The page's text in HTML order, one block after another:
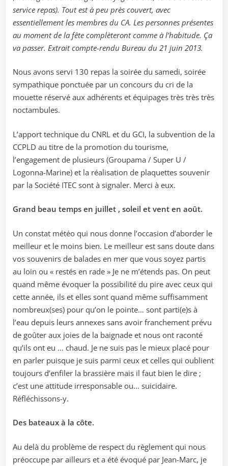
service repas). Tout est à peu près couvert, avec
essentiellement les membres du CA. Les personnes présentes
au moment de la fête complèteront comme à l’habitude. Ça
va passer. Extrait compte-rendu Bureau du 21 juin 2013.
Nous avons servi 130 repas la soirée du samedi, soirée
sympathique ponctuée par un concours du cri de la
mouette réservé aux adhérents et équipages très très très
noctambules.
L’apport technique du CNRL et du GCI, la subvention de la
CCPLD au titre de la promotion du tourisme,
l’engagement de plusieurs (Groupama / Super U /
Logonna-Marine) et la réalisation de plaquettes souvenir
par la Société ITEC sont à signaler. Merci à eux.
Grand beau temps en juillet , soleil et vent en août.
Un constat météo qui nous donne l’occasion d’aborder le
meilleur et le moins bien. Le meilleur est sans doute dans
vos souvenirs de balades en mer que vous soyez partis
au loin ou « restés en rade » Je ne m’étends pas. On peut
quand même évoquer la possibilité du pire avec ceux qui
cette année, ils et elles sont quand même suffisamment
nombreux(ses) pour qu’on le pointe… sont parti(e)s à
l’eau depuis leurs annexes sans avoir franchement prévu
de goûter aux joies de la baignade et nous ont raconté
qu’ils ont eu … chaud. Je ne suis pas le mieux placé pour
en parler puisque je suis parmi ceux et celles qui oublient
toujours d’enfiler la brassière mais il faut bien le dire ;
c’est une attitude irresponsable ou… suicidaire.
Réfléchissons-y.
Des bateaux à la côte.
Au delà du problème de respect du règlement qui nous
préoccupe par ailleurs et a été évoqué par Jean-Marc, je